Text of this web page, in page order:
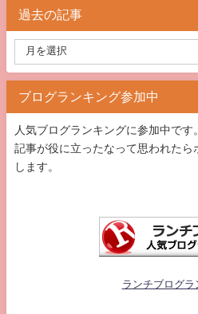
過去の記事
ブログランキング参加中
人気ブログランキングに参加中です。
記事が役に立ったなって思われた
します。
ランチブログラ